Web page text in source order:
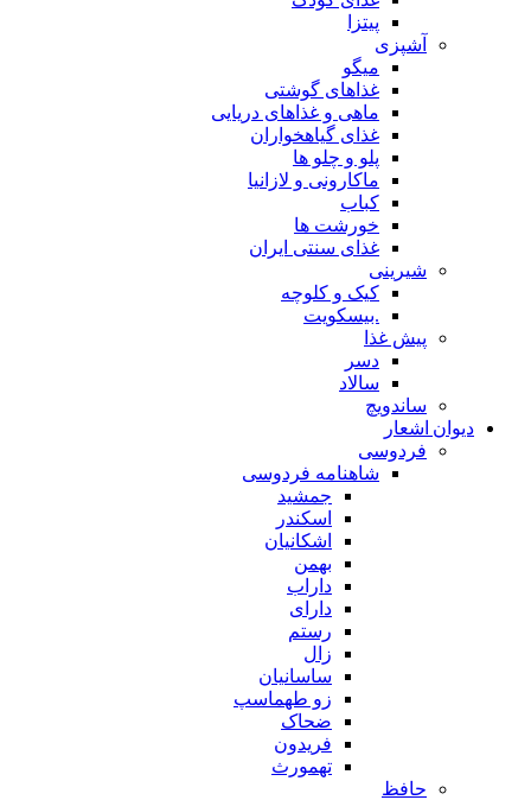
پیتزا
آشپزی
میگو
غذاهای گوشتی
ماهی و غذاهای دریایی
غذای گیاهخواران
پلو و چلو ها
ماکارونی و لازانیا
کباب
خورشت ها
غذای سنتی ایران
شیرینی
کیک و کلوچه
.بیسکویت
پیش غذا
دسر
سالاد
ساندویچ
دیوان اشعار
فردوسی
شاهنامه فردوسی
جمشید
اسکندر
اشکانیان
بهمن
داراب
دارای
رستم
زال
ساسانیان
زو طهماسپ‏
ضحاک
فریدون
تهمورث
حافظ